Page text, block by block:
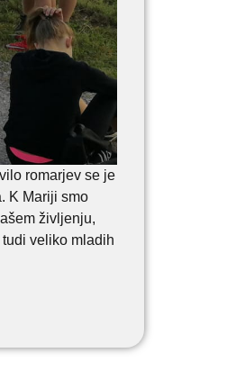
romarjev se je
K Mariji smo
življenju,
veliko mladih